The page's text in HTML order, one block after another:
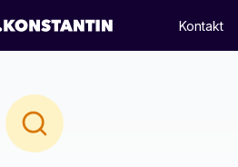
Kontakt